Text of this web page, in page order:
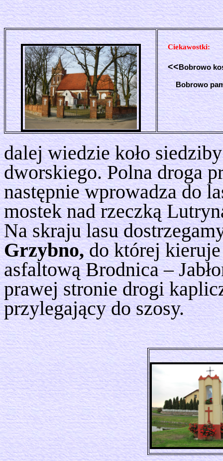
Ciekawostki:
<<Bobrowo
Bobrowo
dalej wiedzie koło
dworskiego. Polna droga
następnie wprowadza do
mostek nad rzeczką
Na skraju lasu
Grzybno,do której kieruje
asfaltową Brodnica –
prawej stronie drogi
przylegający do szosy.